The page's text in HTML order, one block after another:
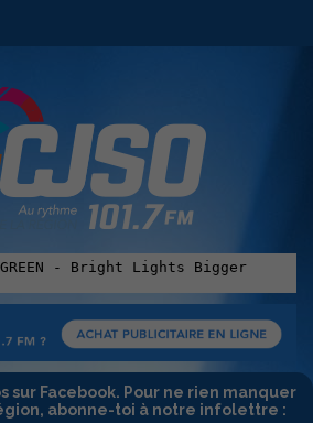
sur Facebook. Pour ne rien manquer
abonne-toi à notre infolettre :